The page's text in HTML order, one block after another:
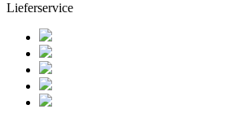
Lieferservice